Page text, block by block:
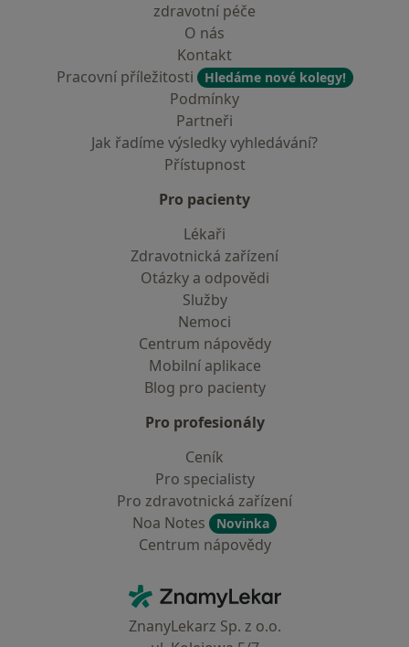
zdravotní péče
O nás
Kontakt
Pracovní příležitosti
Hledáme nové kolegy!
Podmínky
Partneři
Jak řadíme výsledky vyhledávání?
Přístupnost
Pro pacienty
Lékaři
Zdravotnická zařízení
Otázky a odpovědi
Služby
Nemoci
Centrum nápovědy
Mobilní aplikace
Blog pro pacienty
Pro profesionály
Ceník
Pro specialisty
Pro zdravotnická zařízení
Noa Notes
Novinka
Centrum nápovědy
ZnamyLekar - Hlavní stránka
ZnanyLekarz Sp. z o.o.